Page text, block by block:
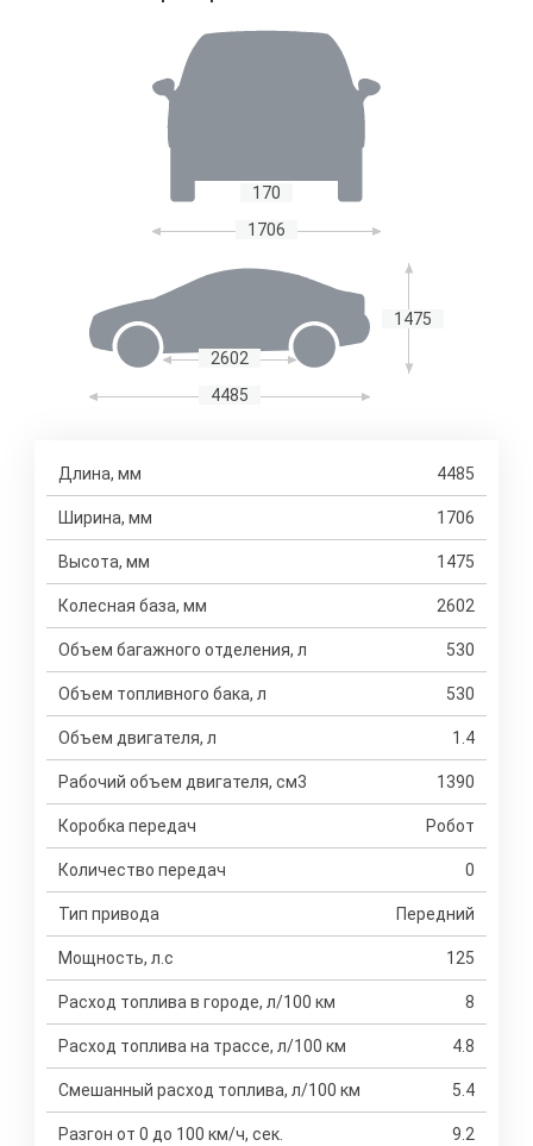
170
1706
2602
1475
4485
Длина, мм 4485
Ширина, мм 1706
Высота, мм 1475
Колесная база, мм 2602
Объем багажного отделения, л 530
Объем топливного бака, л 530
Объем двигателя, л 1.4
Рабочий объем двигателя, см3 1390
Коробка передач Робот
Количество передач 0
Тип привода Передний
Мощность, л.с 125
Расход топлива в городе, л/100 км 8
Расход топлива на трассе, л/100 км 4.8
Смешанный расход топлива, л/100 км 5.4
Разгон от 0 до 100 км/ч, сек. 9.2